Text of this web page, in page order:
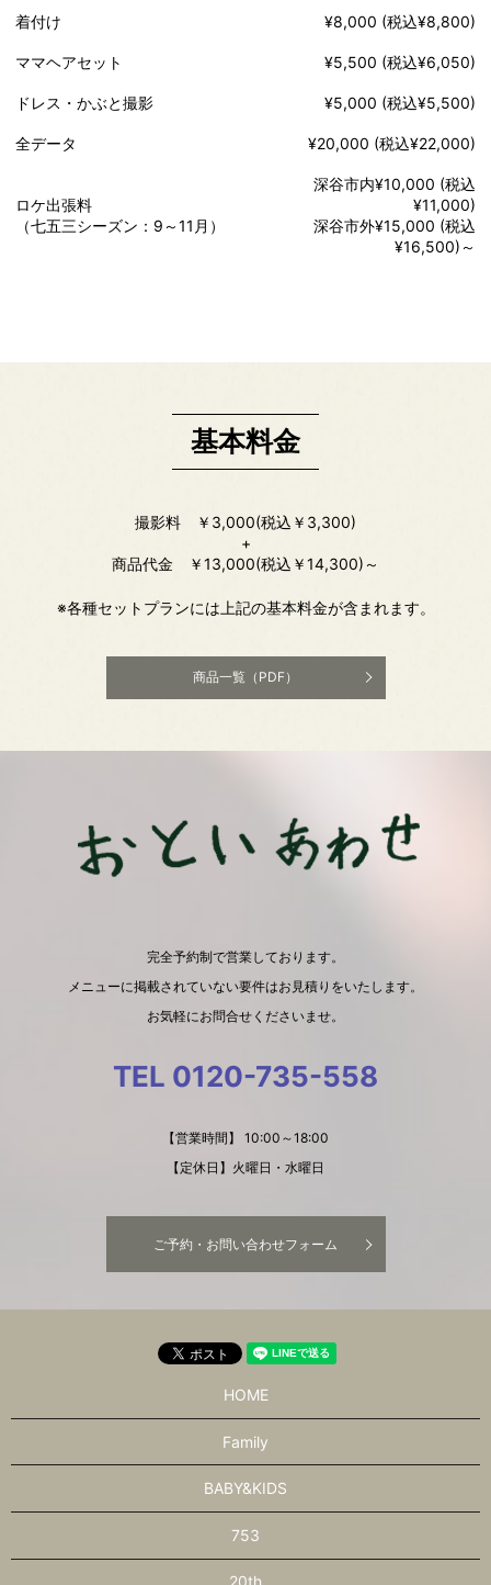
着付け ¥8,000 (税込¥8,800)
ママヘアセット ¥5,500 (税込¥6,050)
ドレス・かぶと撮影 ¥5,000 (税込¥5,500)
全データ ¥20,000 (税込¥22,000)
ロケ出張料
（七五三シーズン：9～11月）
深谷市内¥10,000 (税込
¥11,000)
深谷市外¥15,000 (税込
¥16,500)～
基本料金
撮影料 ￥3,000(税込￥3,300)
+
商品代金 ￥13,000(税込￥14,300)～
※各種セットプランには上記の基本料金が含まれます。
商品一覧（PDF）
完全予約制で営業しております。
メニューに掲載されていない要件はお見積りをいたします。
お気軽にお問合せくださいませ。
TEL 0120-735-558
【営業時間】 10:00～18:00
【定休日】火曜日・水曜日
ご予約・お問い合わせフォーム
HOME
Family
BABY&KIDS
753